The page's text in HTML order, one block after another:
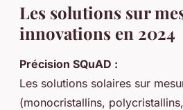
Les solutions sur
innovations en 2024
Précision SQuAD :
Les solutions solaires sur
(monocristallins,